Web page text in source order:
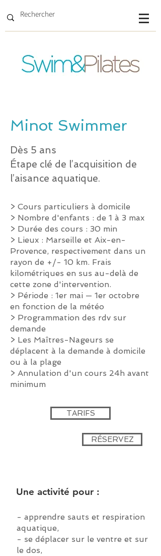
Minot Swimmer
Dès 5 ans
Étape clé de l’acquisition de
l’aisance aquatique.
> Cours particuliers à domicile
> Nombre d'enfants : de 1 à 3 max
> Durée des cours : 30 min
> Lieux : Marseille et Aix-en-
Provence, respectivement dans un
rayon de +/- 10 km. Frais
kilométriques en sus au-delà de
cette zone d'intervention.
> Période : 1er mai — 1er octobre
en fonction de la météo
> Programmation des rdv sur
demande
> Les Maîtres-Nageurs se
déplacent à la demande à domicile
ou à la plage
> Annulation d'un cours 24h avant
minimum
TARIFS
RÉSERVEZ
Une activité pour :
- apprendre sauts et respiration
aquatique,
- se déplacer sur le ventre et sur
le dos,